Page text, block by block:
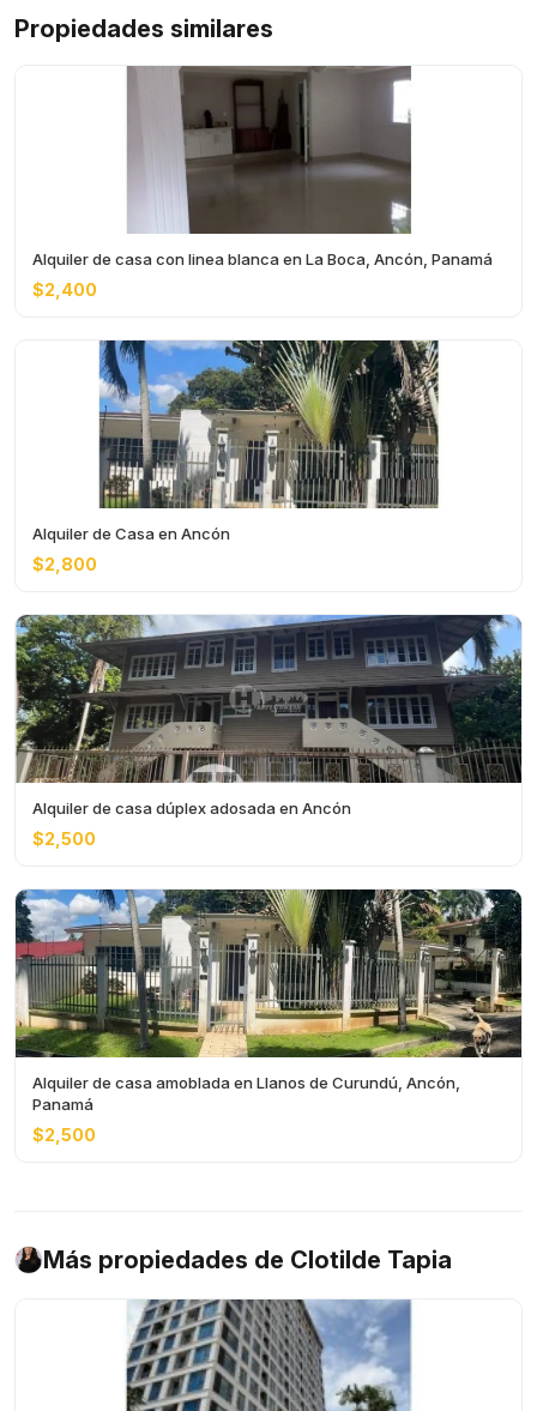
Propiedades similares
Alquiler de casa con linea blanca en La Boca, Ancón, Panamá
$2,400
Alquiler de Casa en Ancón
$2,800
Alquiler de casa dúplex adosada en Ancón
$2,500
Alquiler de casa amoblada en Llanos de Curundú, Ancón,
Panamá
$2,500
Más propiedades de Clotilde Tapia